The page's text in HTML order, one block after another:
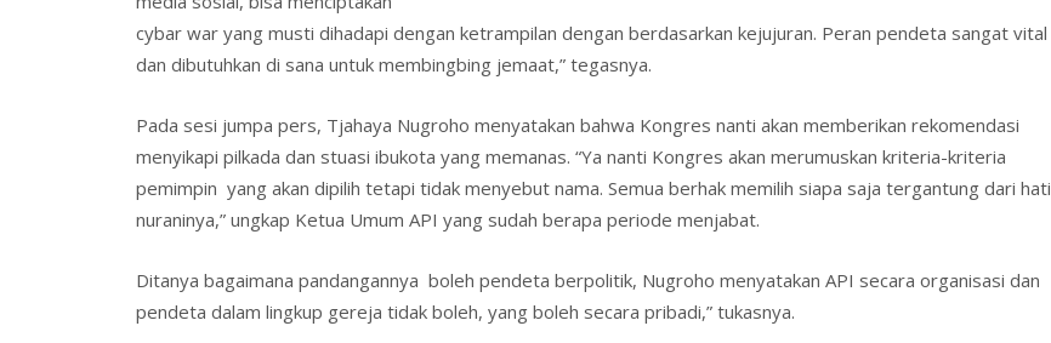
cybar war yang musti dihadapi dengan ketrampilan dengan berdasarkan kejujuran. Peran pendeta sangat vital
dan dibutuhkan di sana untuk membingbing jemaat,” tegasnya.
Pada sesi jumpa pers, Tjahaya Nugroho menyatakan bahwa Kongres nanti akan memberikan rekomendasi
menyikapi pilkada dan stuasi ibukota yang memanas. “Ya nanti Kongres akan merumuskan kriteria-kriteria
pemimpin yang akan dipilih tetapi tidak menyebut nama. Semua berhak memilih siapa saja tergantung dari hati
nuraninya,” ungkap Ketua Umum API yang sudah berapa periode menjabat.
Ditanya bagaimana pandangannya boleh pendeta berpolitik, Nugroho menyatakan API secara organisasi dan
pendeta dalam lingkup gereja tidak boleh, yang boleh secara pribadi,” tukasnya.